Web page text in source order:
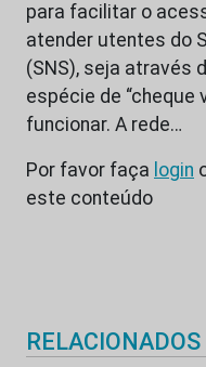
para facilitar o
atender utentes do
(SNS), seja através
espécie de “cheque
funcionar. A rede…
Por favor faça login
este conteúdo
RELACIONADOS